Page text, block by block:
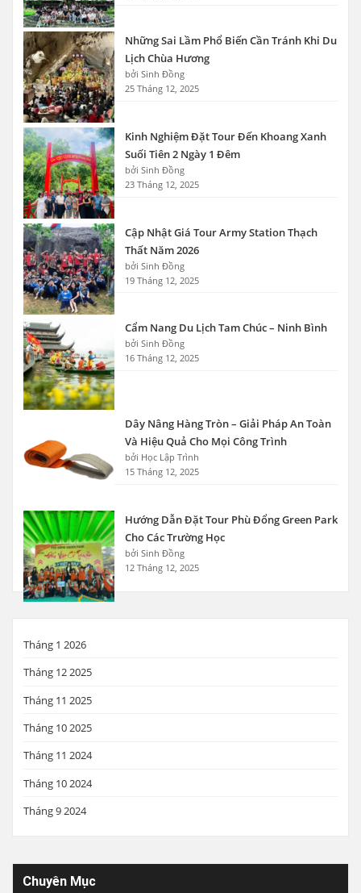
Những Sai Lầm Phổ Biến Cần Tránh Khi Du
Lịch Chùa Hương
bởi Sinh Đồng
25 Tháng 12, 2025
Kinh Nghiệm Đặt Tour Đến Khoang Xanh
Suối Tiên 2 Ngày 1 Đêm
bởi Sinh Đồng
23 Tháng 12, 2025
Cập Nhật Giá Tour Army Station Thạch
Thất Năm 2026
bởi Sinh Đồng
19 Tháng 12, 2025
Cẩm Nang Du Lịch Tam Chúc – Ninh Bình
bởi Sinh Đồng
16 Tháng 12, 2025
Dây Nâng Hàng Tròn – Giải Pháp An Toàn
Và Hiệu Quả Cho Mọi Công Trình
bởi Học Lập Trình
15 Tháng 12, 2025
Hướng Dẫn Đặt Tour Phù Đổng Green Park
Cho Các Trường Học
bởi Sinh Đồng
12 Tháng 12, 2025
Tháng 1 2026
Tháng 12 2025
Tháng 11 2025
Tháng 10 2025
Tháng 11 2024
Tháng 10 2024
Tháng 9 2024
Chuyên Mục